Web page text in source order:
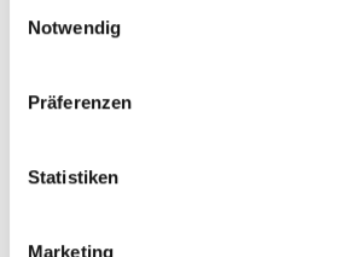
Notwendig
Präferenzen
Statistiken
Marketing